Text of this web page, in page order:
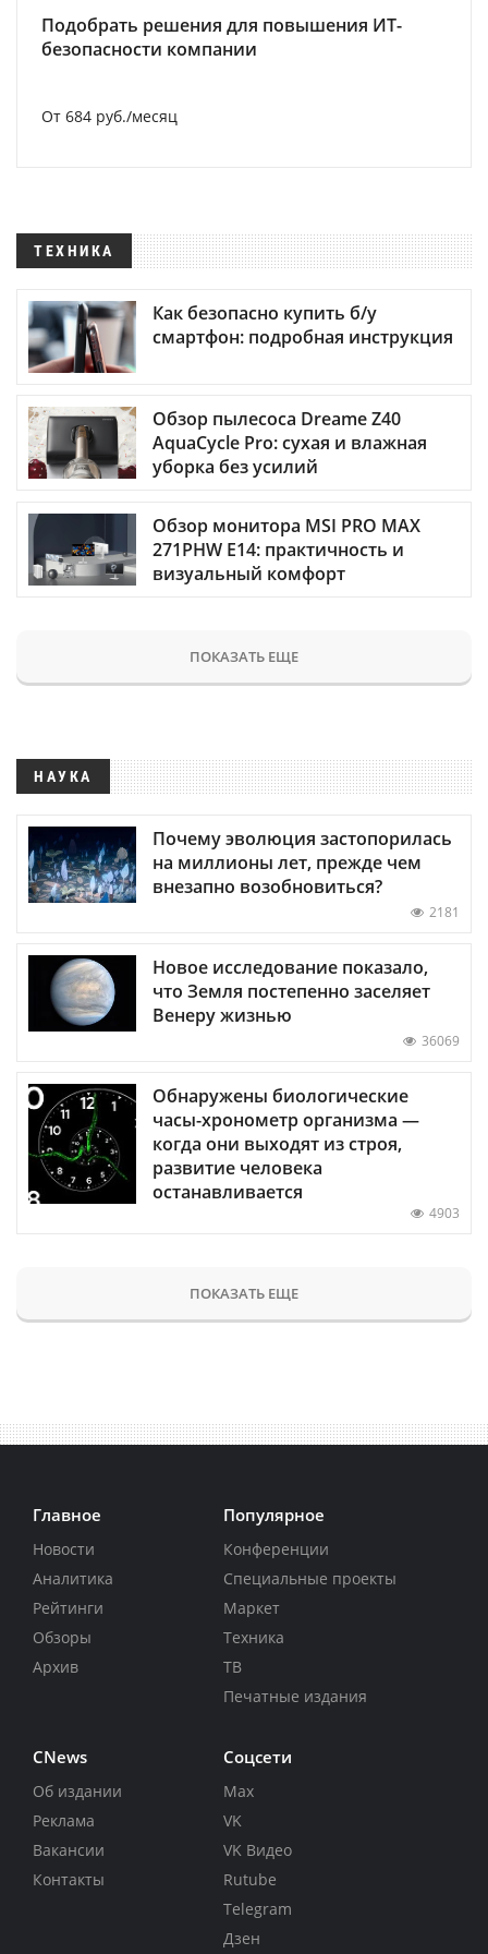
Подобрать решения для повышения ИТ-
безопасности компании
От 684 руб./месяц
ТЕХНИКА
Как безопасно купить б/у
смартфон: подробная инструкция
Обзор пылесоса Dreame Z40
AquaCycle Pro: сухая и влажная
уборка без усилий
Обзор монитора MSI PRO MAX
271PHW E14: практичность и
визуальный комфорт
ПОКАЗАТЬ ЕЩЕ
НАУКА
Почему эволюция застопорилась
на миллионы лет, прежде чем
внезапно возобновиться?
2181
Новое исследование показало,
что Земля постепенно заселяет
Венеру жизнью
36069
Обнаружены биологические
часы-хронометр организма —
когда они выходят из строя,
развитие человека
останавливается
4903
ПОКАЗАТЬ ЕЩЕ
Главное
Новости
Аналитика
Рейтинги
Обзоры
Архив
Популярное
Конференции
Специальные проекты
Маркет
Техника
ТВ
Печатные издания
CNews
Об издании
Реклама
Вакансии
Контакты
Соцсети
Max
VK
VK Видео
Rutube
Telegram
Дзен